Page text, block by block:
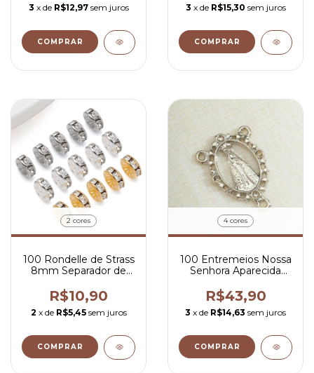
3 x de R$12,97 sem juros
COMPRAR
3 x de R$15,30 sem juros
COMPRAR
2 cores
100 Rondelle de Strass
8mm Separador de
R$10,90
2 x de R$5,45 sem juros
COMPRAR
4 cores
100 Entremeios Nossa
Senhora Aparecida
R$43,90
3 x de R$14,63 sem juros
COMPRAR